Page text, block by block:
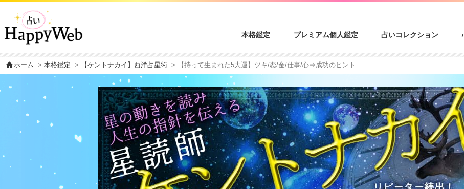
本格鑑定 プレミアム個人鑑定 占いコレクション
homeホーム > 本格鑑定 > 【ケントナカイ】西洋占星術 > 【持って生まれた5大運】ツキ/恋/金/仕事/心⇒成功のヒント